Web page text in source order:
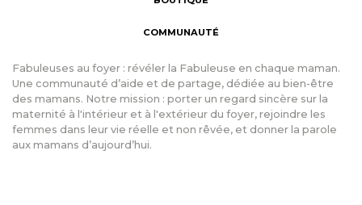
COMMUNAUTÉ
Fabuleuses au foyer : révéler la Fabuleuse en chaque maman.
Une communauté d’aide et de partage, dédiée au bien-être
des mamans. Notre mission : porter un regard sincère sur la
maternité à l'intérieur et à l'extérieur du foyer, rejoindre les
femmes dans leur vie réelle et non rêvée, et donner la parole
aux mamans d’aujourd’hui.